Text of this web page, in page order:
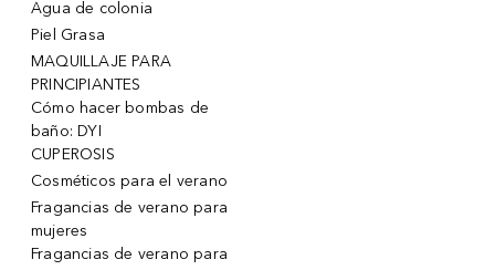
Agua de colonia
Piel Grasa
MAQUILLAJE PARA
PRINCIPIANTES
Cómo hacer bombas de
baño: DYI
CUPEROSIS
Cosméticos para el verano
Fragancias de verano para
mujeres
Fragancias de verano para